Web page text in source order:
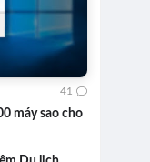
máy sao cho
41